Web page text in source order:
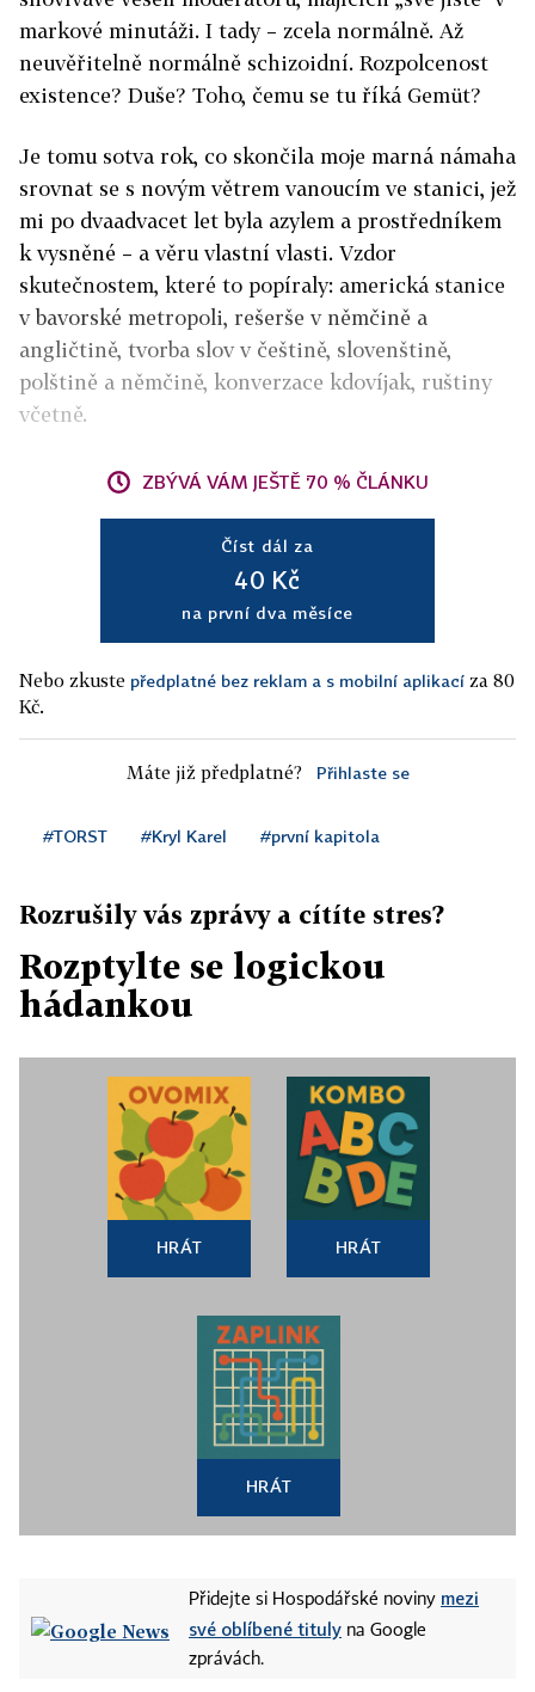
markové minutáži. I tady – zcela normálně. Až
neuvěřitelně normálně schizoidní. Rozpolcenost
existence? Duše? Toho, čemu se tu říká Gemüt?
Je tomu sotva rok, co skončila moje marná námaha
srovnat se s novým větrem vanoucím ve stanici, jež
mi po dvaadvacet let byla azylem a prostředníkem
k vysněné – a věru vlastní vlasti. Vzdor
skutečnostem, které to popíraly: americká stanice
v bavorské metropoli, rešerše v němčině a
angličtině, tvorba slov v češtině, slovenštině,
polštině a němčině, konverzace kdovíjak, ruštiny
včetně.
ZBÝVÁ VÁM JEŠTĚ 70 % ČLÁNKU
Číst dál za
40 Kč
na první dva měsíce
Nebo zkuste předplatné bez reklam a s mobilní aplikací za 80
Kč.
Máte již předplatné? Přihlaste se
#TORST #Kryl Karel #první kapitola
Rozrušily vás zprávy a cítíte stres?
Rozptylte se logickou
hádankou
HRÁT HRÁT
HRÁT
Přidejte si Hospodářské noviny mezi
své oblíbené tituly na Google
zprávách.